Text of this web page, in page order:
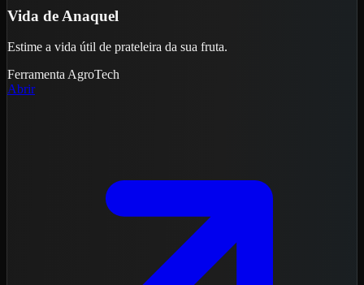
Vida de Anaquel
Estime a vida útil de prateleira da sua fruta.
FerramentaAgroTech
Abrir